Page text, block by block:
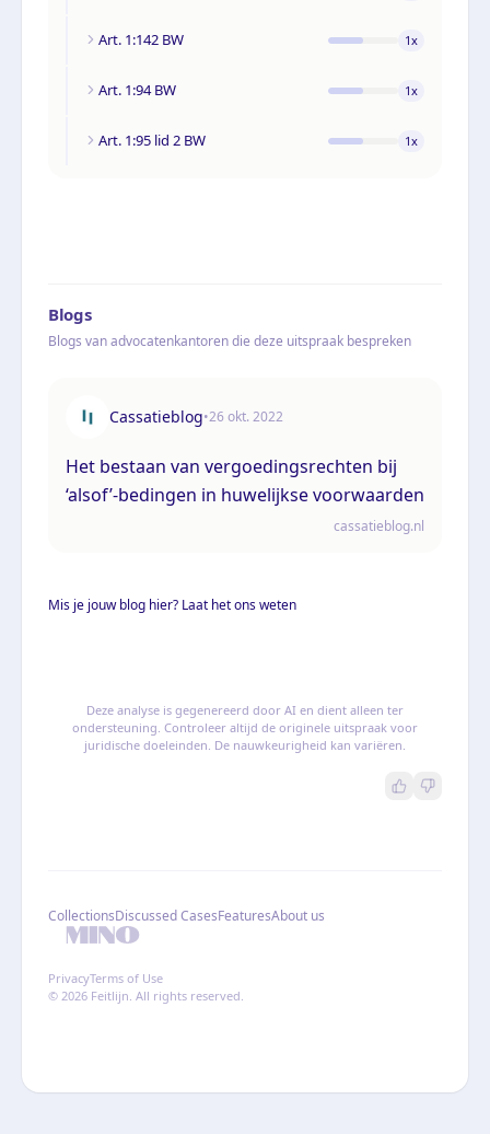
Art. 1:142 BW 1x
Art. 1:94 BW 1x
Art. 1:95 lid 2 BW 1x
Blogs
Blogs van advocatenkantoren die deze uitspraak bespreken
Cassatieblog•26 okt. 2022
Het bestaan van vergoedingsrechten bij
‘alsof’-bedingen in huwelijkse voorwaarden
cassatieblog.nl
Mis je jouw blog hier? Laat het ons weten
Deze analyse is gegenereerd door AI en dient alleen ter
ondersteuning. Controleer altijd de originele uitspraak voor
juridische doeleinden. De nauwkeurigheid kan variëren.
CollectionsDiscussed CasesFeaturesAbout us
PrivacyTerms of Use
© 2026 Feitlijn. All rights reserved.